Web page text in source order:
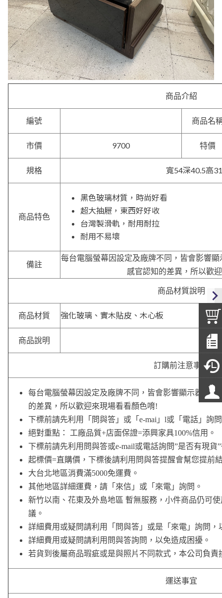
商品介紹
編號 商品名
市價 9700 特價
規格 寬54深40.5高
商品特色
黑色玻璃材質，時尚好看
超大抽屜，東西好好收
台灣製滑軌，耐用耐拉
耐用不易壞
備註
每台電腦螢幕因設定及廠牌不同，皆會影響
感官認知的差異，所以歡
商品材質說明
商品材質 強化玻璃、實木貼皮、木心板
商品說明
訂購前注意事項
每台電腦螢幕因設定及廠牌不同，皆會影響顯示器的
的差異，所以歡迎來現場看看顏色唷!
下標前請先利用「問與答」或「e-mai」l或「電話」詢
絕對重點： 工廠品質+店面保證=添興家具100%信用。
下標前請先利用問與答或e-mail或電話詢問”是否有現貨
起標價=直購價，下標後請利用問與答提醒會幫您提前
大台北地區消費滿5000免運費。
其他地區詳細運費，請「來信」或「來電」詢問。
新竹以南、花東及外島地區 暫無服務，小件商品仍可
議。
詳細費用或疑問請利用「問與答」或是「來電」詢問，
詳細費用或疑問請利用問與答詢問，以免造成困擾。
若貨到後屬商品瑕疵或是與照片不同款式，本公司負
運送事宜